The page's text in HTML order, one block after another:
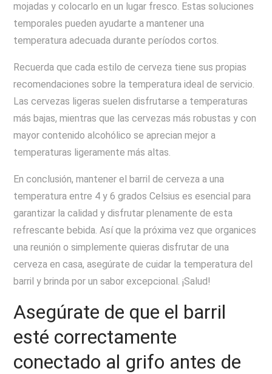
mojadas y colocarlo en un lugar fresco. Estas soluciones
temporales pueden ayudarte a mantener una
temperatura adecuada durante períodos cortos.
Recuerda que cada estilo de cerveza tiene sus propias
recomendaciones sobre la temperatura ideal de servicio.
Las cervezas ligeras suelen disfrutarse a temperaturas
más bajas, mientras que las cervezas más robustas y con
mayor contenido alcohólico se aprecian mejor a
temperaturas ligeramente más altas.
En conclusión, mantener el barril de cerveza a una
temperatura entre 4 y 6 grados Celsius es esencial para
garantizar la calidad y disfrutar plenamente de esta
refrescante bebida. Así que la próxima vez que organices
una reunión o simplemente quieras disfrutar de una
cerveza en casa, asegúrate de cuidar la temperatura del
barril y brinda por un sabor excepcional. ¡Salud!
Asegúrate de que el barril
esté correctamente
conectado al grifo antes de